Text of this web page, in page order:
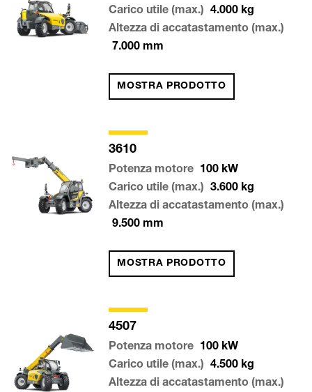
Carico utile (max.)
4.000 kg
Altezza di accatastamento (max.)
7.000 mm
MOSTRA PRODOTTO
3610
Potenza motore 100 kW
Carico utile (max.)
3.600 kg
Altezza di accatastamento (max.)
9.500 mm
MOSTRA PRODOTTO
4507
Potenza motore 100 kW
Carico utile (max.)
4.500 kg
Altezza di accatastamento (max.)